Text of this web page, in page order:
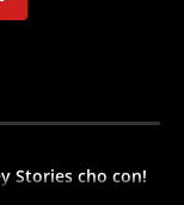
quả cho